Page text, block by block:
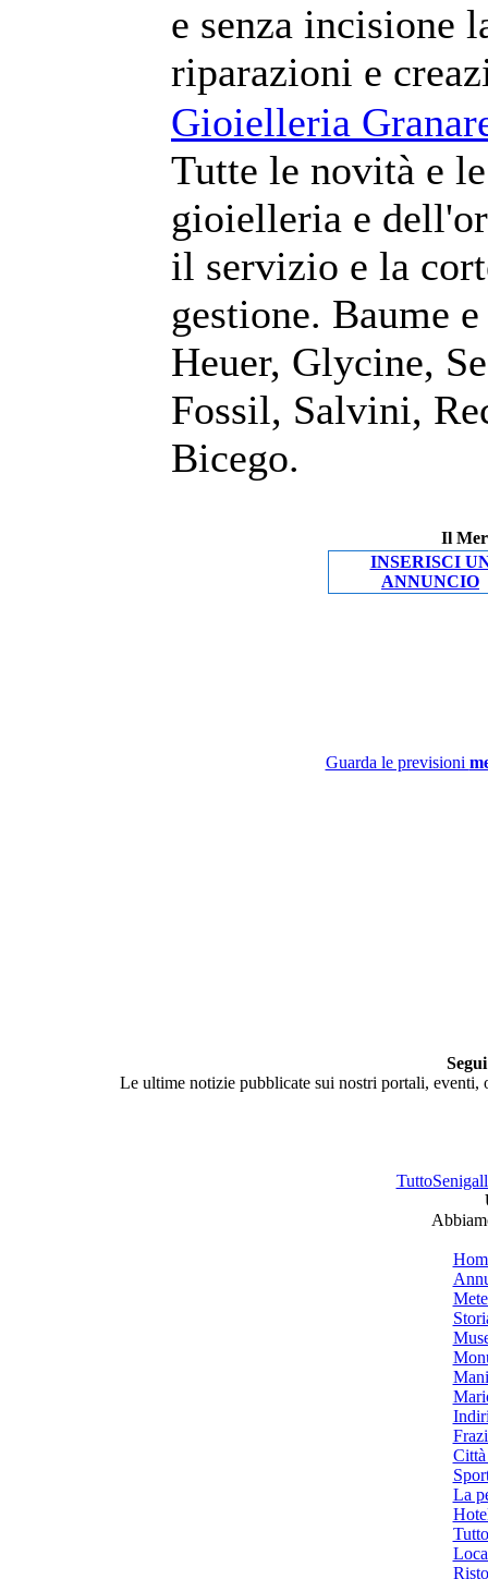
e senza incisione
riparazioni e
Gioielleria
Tutte le novità e
gioielleria e
il servizio e la
gestione. Baume
Heuer, Glycine,
Fossil, Salvini,
Bicego.
Il
INSERISCI
ANNUNCIO
Guarda le previsioni
Le ultime notizie pubblicate sui nostri portali,
Città
La